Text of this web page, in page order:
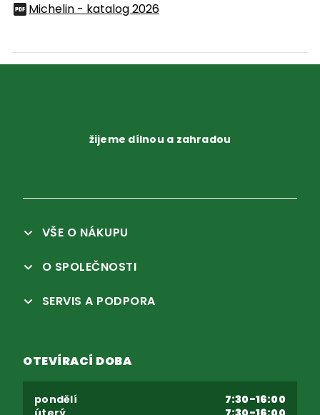
Michelin - katalog 2026
žijeme dílnou a zahradou
VŠE O NÁKUPU
O SPOLEČNOSTI
SERVIS A PODPORA
OTEVÍRACÍ DOBA
pondělí
7:30-16:00